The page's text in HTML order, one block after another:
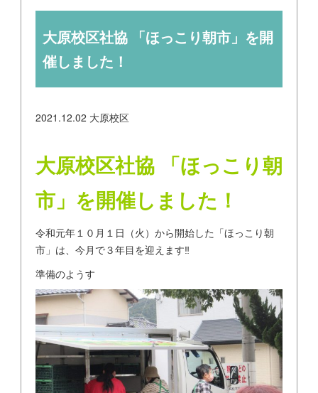
大原校区社協 「ほっこり朝市」を開
催しました！
2021.12.02 大原校区
大原校区社協 「ほっこり朝
市」を開催しました！
令和元年１０月１日（火）から開始した「ほっこり朝
市」は、今月で３年目を迎えます‼
準備のようす